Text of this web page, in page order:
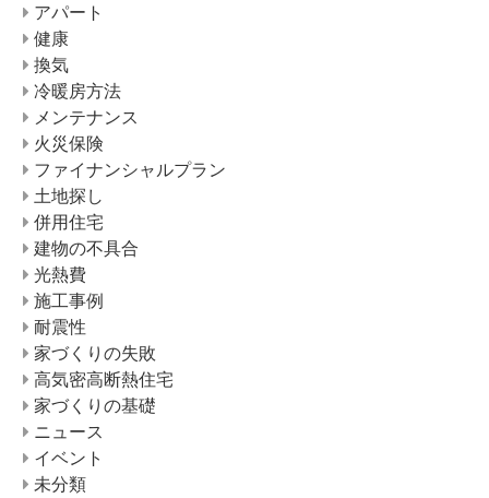
アパート
健康
換気
冷暖房方法
メンテナンス
火災保険
ファイナンシャルプラン
土地探し
併用住宅
建物の不具合
光熱費
施工事例
耐震性
家づくりの失敗
高気密高断熱住宅
家づくりの基礎
ニュース
イベント
未分類